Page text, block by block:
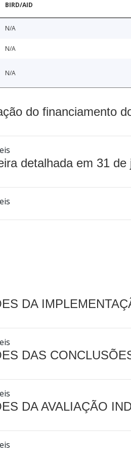
BIRD/AID
N/A
N/A
N/A
do financiamento
detalhada em 31 de
DA
DAS
DA AVALIAÇÃO